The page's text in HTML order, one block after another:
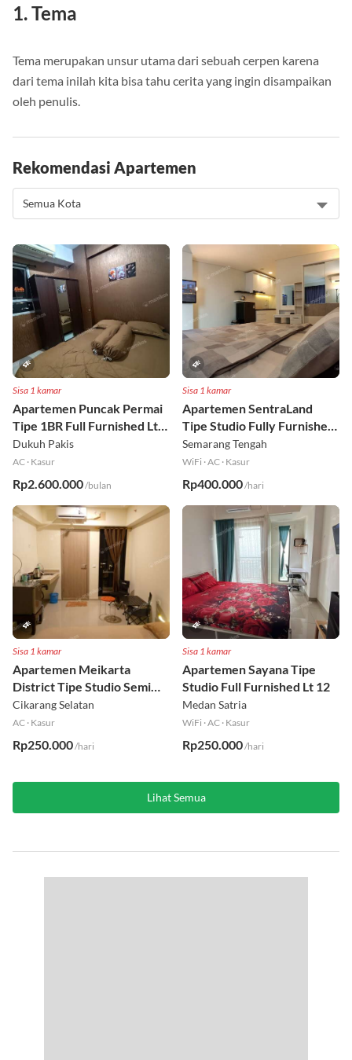
1. Tema
Tema merupakan unsur utama dari sebuah cerpen karena
dari tema inilah kita bisa tahu cerita yang ingin disampaikan
oleh penulis.
Rekomendasi Apartemen
Sisa 1 kamar
Apartemen Puncak Permai
Tipe 1BR Full Furnished Lt
18
Dukuh Pakis
AC · Kasur
Rp2.600.000/bulan
Sisa 1 kamar
Apartemen SentraLand
Tipe Studio Fully Furnished
Lt 8
Semarang Tengah
WiFi ·AC · Kasur
Rp400.000/hari
Sisa 1 kamar
Apartemen Meikarta
District Tipe Studio Semi
Furnished Lt 1
Cikarang Selatan
AC · Kasur
Rp250.000/hari
Sisa 1 kamar
Apartemen Sayana Tipe
Studio Full Furnished Lt 12
Medan Satria
WiFi ·AC · Kasur
Rp250.000/hari
Lihat Semua